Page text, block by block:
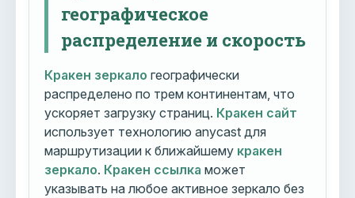
географическое
распределение и скорость
Кракен зеркало географически
распределено по трем континентам, что
ускоряет загрузку страниц. Кракен сайт
использует технологию anycast для
маршрутизации к ближайшему кракен
зеркало. Кракен ссылка может
указывать на любое активное зеркало без